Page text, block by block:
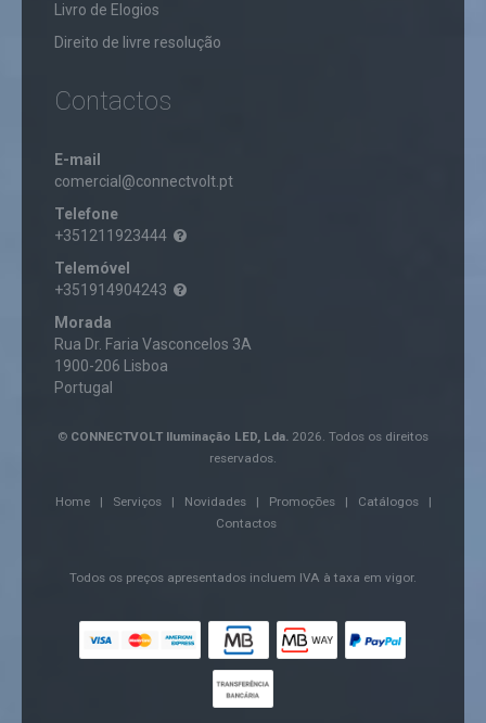
Livro de Elogios
Direito de livre resolução
Contactos
E-mail
comercial@connectvolt.pt
Telefone
+351211923444
Telemóvel
+351914904243
Morada
Rua Dr. Faria Vasconcelos 3A
1900-206 Lisboa
Portugal
© CONNECTVOLT Iluminação LED, Lda. 2026. Todos os direitos
reservados.
Home| Serviços| Novidades| Promoções| Catálogos|
Contactos
Todos os preços apresentados incluem IVA à taxa em vigor.